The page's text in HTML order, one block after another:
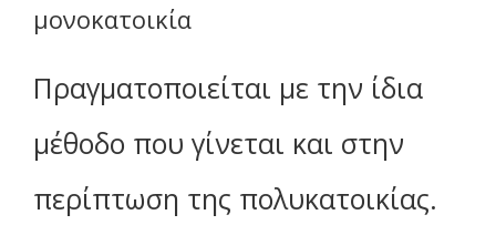
μονοκατοικία
Πραγματοποιείται με την ίδια
μέθοδο που γίνεται και στην
περίπτωση της πολυκατοικίας.